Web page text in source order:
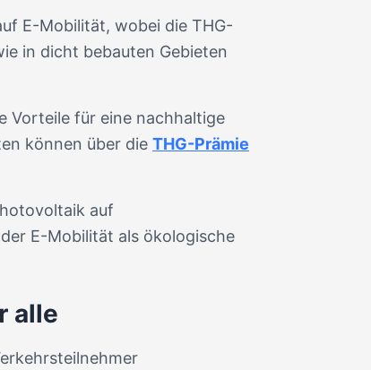
E-Mobilität, wobei die THG-
in dicht bebauten Gebieten
Vorteile für eine nachhaltige
können über die THG-Prämie
auf
E-Mobilität als ökologische
alle